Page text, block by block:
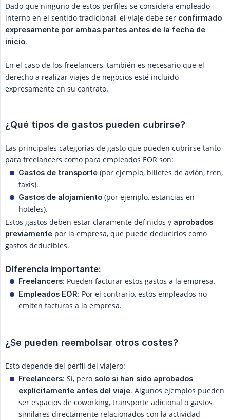
Dado que ninguno de estos perfiles se considera empleado
interno en el sentido tradicional, el viaje debe ser confirmado
expresamente por ambas partes antes de la fecha de
inicio.
En el caso de los freelancers, también es necesario que el
derecho a realizar viajes de negocios esté incluido
expresamente en su contrato.
¿Qué tipos de gastos pueden cubrirse?
Las principales categorías de gasto que pueden cubrirse tanto
para freelancers como para empleados EOR son:
Gastos de transporte (por ejemplo, billetes de avión, tren,
taxis).
Gastos de alojamiento (por ejemplo, estancias en
hoteles).
Estos gastos deben estar claramente definidos y aprobados
previamente por la empresa, que puede deducirlos como
gastos deducibles.
Diferencia importante:
Freelancers: Pueden facturar estos gastos a la empresa.
Empleados EOR: Por el contrario, estos empleados no
emiten facturas a la empresa.
¿Se pueden reembolsar otros costes?
Esto depende del perfil del viajero:
Freelancers: Sí, pero solo si han sido aprobados
explícitamente antes del viaje. Algunos ejemplos pueden
ser espacios de coworking, transporte adicional o gastos
similares directamente relacionados con la actividad